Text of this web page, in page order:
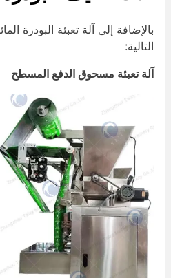
بالإضافة إلى آلة تعبئة البودرة
التالية:
آلة تعبئة مسحوق الدفع المسطح